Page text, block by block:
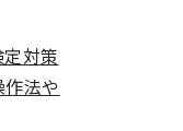
対策
法や